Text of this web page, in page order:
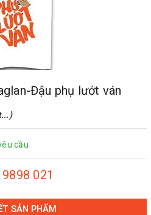
Đậu phụ lướt ván
cầu
021
SẢN PHẨM